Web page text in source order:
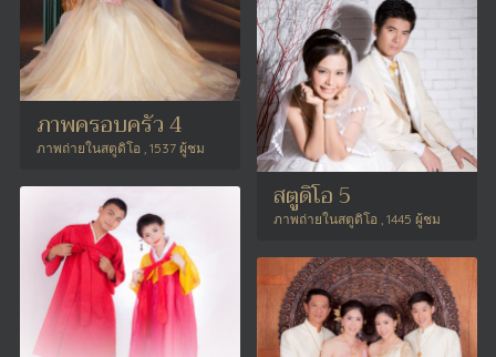
ภาพครอบครัว 4
ภาพถ่ายในสตูดิโอ , 1537 ผู้ชม
สตูดิโอ 5
ภาพถ่ายในสตูดิโอ , 1445 ผู้ชม